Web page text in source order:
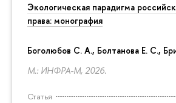
Экологическая парадигма
права: монография
Боголюбов С. А., Болтанова Е. С.,
М.: ИНФРА-М, 2026.
Статья